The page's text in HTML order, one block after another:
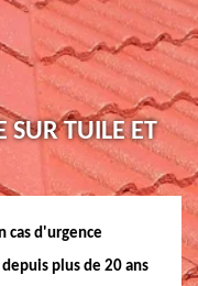
SUR TUILE ET
cas d'urgence
plus de 20 ans